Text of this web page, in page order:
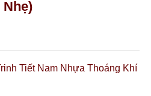
Tiết Nam Nhựa Thoáng Khí